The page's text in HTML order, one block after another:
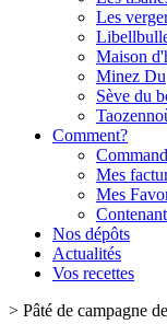
Les
Maison
Minez Du
Sève du
Comment?
Mes
Mes
Nos dépôts
Actualités
Vos recettes
> Pâté de campagne